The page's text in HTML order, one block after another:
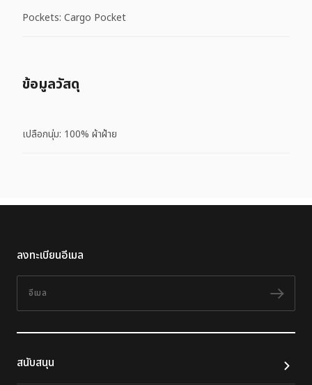
Pockets: Cargo Pocket
ข้อมูลวัสดุ
เปลือกนุ่ม: 100% ผ้าฝ้าย
ลงทะเบียนอีเมล
ติดต
สนับสนุน